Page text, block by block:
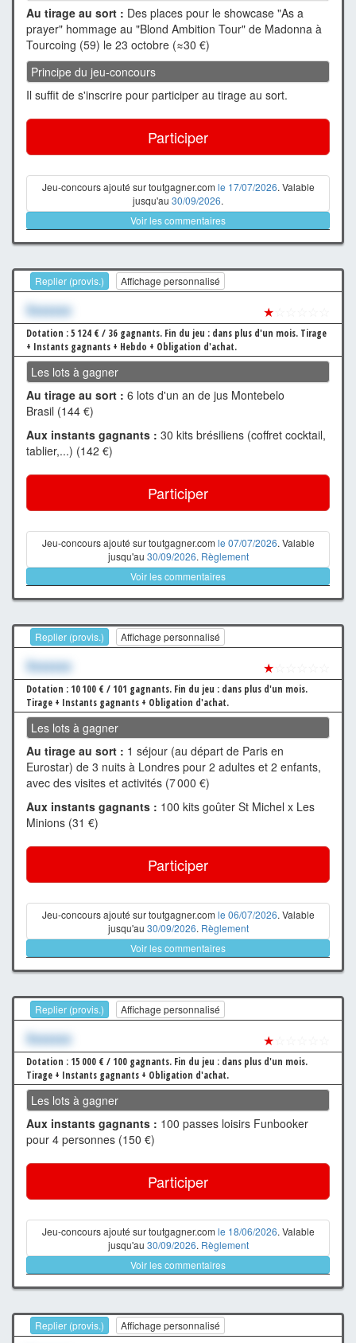
Au tirage au sort : Des places pour le showcase "As a
prayer" hommage au "Blond Ambition Tour" de Madonna à
Tourcoing (59) le 23 octobre (≈30 €)
Principe du jeu-concours
Il suffit de s'inscrire pour participer au tirage au sort.
Participer
Jeu-concours ajouté sur toutgagner.com le 17/07/2026. Valable
jusqu'au 30/09/2026.
Voir les commentaires
Replier (provis.) Affichage personnalisé
Xxxxxxx ★
Dotation : 5 124 € / 36 gagnants. Fin du jeu : dans plus d'un mois. Tirage
+ Instants gagnants + Hebdo + Obligation d'achat.
Les lots à gagner
Au tirage au sort : 6 lots d'un an de jus Montebelo
Brasil (144 €)
Aux instants gagnants : 30 kits brésiliens (coffret cocktail,
tablier,...) (142 €)
Participer
Jeu-concours ajouté sur toutgagner.com le 07/07/2026. Valable
jusqu'au 30/09/2026. Règlement
Voir les commentaires
Replier (provis.) Affichage personnalisé
Xxxxxxx ★
Dotation : 10 100 € / 101 gagnants. Fin du jeu : dans plus d'un mois.
Tirage + Instants gagnants + Obligation d'achat.
Les lots à gagner
Au tirage au sort : 1 séjour (au départ de Paris en
Eurostar) de 3 nuits à Londres pour 2 adultes et 2 enfants,
avec des visites et activités (7 000 €)
Aux instants gagnants : 100 kits goûter St Michel x Les
Minions (31 €)
Participer
Jeu-concours ajouté sur toutgagner.com le 06/07/2026. Valable
jusqu'au 30/09/2026. Règlement
Voir les commentaires
Replier (provis.) Affichage personnalisé
Xxxxxxx ★
Dotation : 15 000 € / 100 gagnants. Fin du jeu : dans plus d'un mois.
Tirage + Instants gagnants + Obligation d'achat.
Les lots à gagner
Aux instants gagnants : 100 passes loisirs Funbooker
pour 4 personnes (150 €)
Participer
Jeu-concours ajouté sur toutgagner.com le 18/06/2026. Valable
jusqu'au 30/09/2026. Règlement
Voir les commentaires
Replier (provis.) Affichage personnalisé